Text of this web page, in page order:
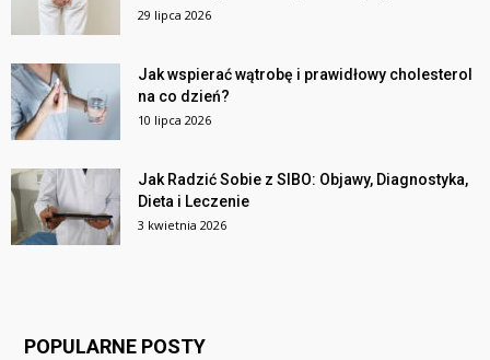
29 lipca 2026
Jak wspierać wątrobę i prawidłowy cholesterol
na co dzień?
10 lipca 2026
Jak Radzić Sobie z SIBO: Objawy, Diagnostyka,
Dieta i Leczenie
3 kwietnia 2026
POPULARNE POSTY